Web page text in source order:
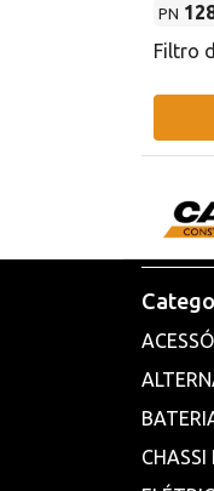
PN
Filtro
CHASSI